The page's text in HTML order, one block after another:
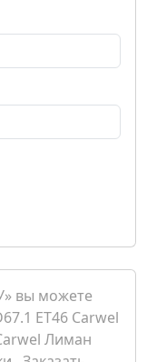
вы можете
ET46 Carwel
Лиман